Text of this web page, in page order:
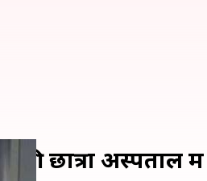
छात्रा अस्पताल में